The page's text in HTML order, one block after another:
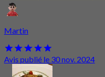
Martin
Avis publié le 30 nov. 2024